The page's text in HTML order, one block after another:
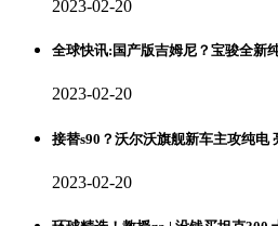
2023-02-20
全球快讯:国产版吉姆尼？宝骏全新
2023-02-20
接替s90？沃尔沃旗舰新车主攻纯电
2023-02-20